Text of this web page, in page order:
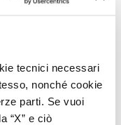
tecnici necessari
nonché cookie
parti. Se vuoi
“X” e ciò
Besonders positiv
außerdem schnell.
die Lieferung nicht
Seiko-Händler
Schutzfolien am
nicht der